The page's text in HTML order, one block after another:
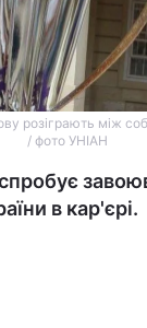
розіграють між
/ фото УНІАН
в кар'єрі.